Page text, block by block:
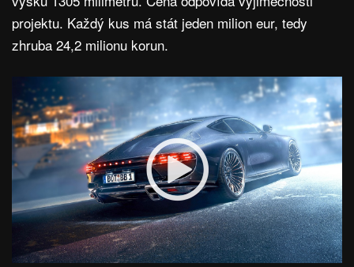
projektu. Každý kus má stát jeden milion eur, tedy
zhruba 24,2 milionu korun.